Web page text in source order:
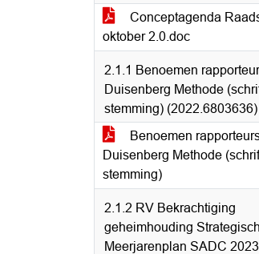
Conceptagenda
oktober 2.0.doc
2.1.1 Benoemen
Duisenberg Methode
stemming) (2022.6803636)
Benoemen
Duisenberg Methode
stemming)
2.1.2 RV Bekrachtiging
geheimhouding Strategisch
Meerjarenplan SADC